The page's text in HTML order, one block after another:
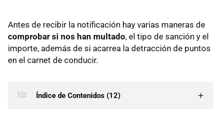
Antes de recibir la notificación hay varias maneras de
comprobar si nos han multado, el tipo de sanción y el
importe, además de si acarrea la detracción de puntos
en el carnet de conducir.
Índice de Contenidos (12)